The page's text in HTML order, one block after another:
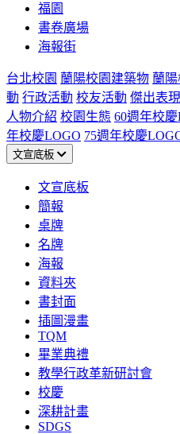
福園
書卷廣場
海報街
台北校園 蘭陽校園建築物 蘭
動 行政活動 校友活動 傑出表現
人物介紹 校園生態 60週年校
年校慶LOGO 75週年校慶
文宣底板
文宣底板
簡報
桌牌
名牌
海報
資料夾
書封面
插圖漫畫
TQM
畢業典禮
教學行政革新研討會
校慶
深耕計畫
SDGS